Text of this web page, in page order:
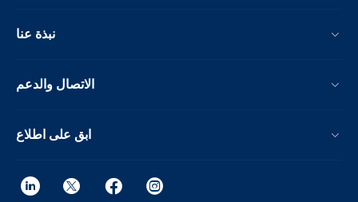
نبذة عنا
الاتصال والدعم
ابق على اطلاع